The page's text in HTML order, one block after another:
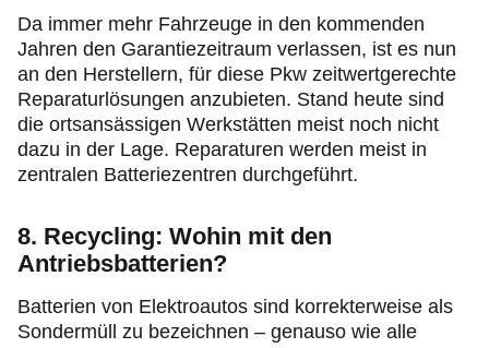
Da immer mehr Fahrzeuge in den kommenden
Jahren den Garantiezeitraum verlassen, ist es nun
an den Herstellern, für diese Pkw zeitwertgerechte
Reparaturlösungen anzubieten. Stand heute sind
die ortsansässigen Werkstätten meist noch nicht
dazu in der Lage. Reparaturen werden meist in
zentralen Batteriezentren durchgeführt.
8. Recycling: Wohin mit den
Antriebsbatterien?
Batterien von Elektroautos sind korrekterweise als
Sondermüll zu bezeichnen – genauso wie alle